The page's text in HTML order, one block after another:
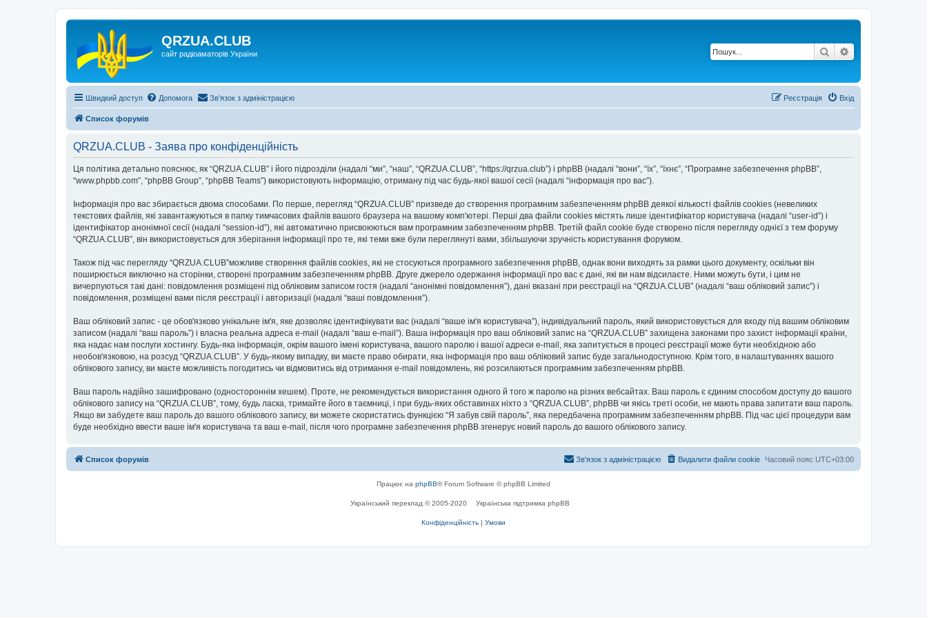
QRZUA.CLUB
сайт радіоаматорів України Пошук
Швидкий доступ Допомога Зв'язок з адміністрацією Вхід
Реєстрація
Список форумів
QRZUA.CLUB - Заява про конфіденційність
Ця політика детально пояснює, як “QRZUA.CLUB” і його підрозділи (надалі “ми”, “наш”, “QRZUA.CLUB”, “https://qrzua.club”) і phpBB (надалі “вони”, “їх”, “їхнє”, “Програмне забезпечення phpBB”,
“www.phpbb.com”, “phpBB Group”, “phpBB Teams”) використовують інформацію, отриману під час будь-якої вашої сесії (надалі “інформація про вас”).
Інформація про вас збирається двома способами. По перше, перегляд “QRZUA.CLUB” призведе до створення програмним забезпеченням phpBB деякої кількості файлів cookies (невеликих
текстових файлів, які завантажуються в папку тимчасових файлів вашого браузера на вашому комп'ютері. Перші два файли cookies містять лише ідентифікатор користувача (надалі “user-id”) і
ідентифікатор анонімної сесії (надалі “session-id”), які автоматично присвоюються вам програмним забезпеченням phpBB. Третій файл cookie буде створено після перегляду однієї з тем форуму
“QRZUA.CLUB”, він використовується для зберігання інформації про те, які теми вже були переглянуті вами, збільшуючи зручність користування форумом.
Також під час перегляду “QRZUA.CLUB”можливе створення файлів cookies, які не стосуються програмного забезпечення phpBB, однак вони виходять за рамки цього документу, оскільки він
поширюється виключно на сторінки, створені програмним забезпеченням phpBB. Друге джерело одержання інформації про вас є дані, які ви нам відсилаєте. Ними можуть бути, і цим не
вичерпуються такі дані: повідомлення розміщені під обліковим записом гостя (надалі “анонімні повідомлення”), дані вказані при реєстрації на “QRZUA.CLUB” (надалі “ваш обліковий запис”) і
повідомлення, розміщені вами після реєстрації і авторизації (надалі “ваші повідомлення”).
Ваш обліковий запис - це обов'язково унікальне ім'я, яке дозволяє ідентифікувати вас (надалі “ваше ім'я користувача”), індивідуальний пароль, який використовується для входу під вашим обліковим
записом (надалі “ваш пароль”) і власна реальна адреса e-mail (надалі “ваш e-mail”). Ваша інформація про ваш обліковий запис на “QRZUA.CLUB” захищена законами про захист інформації країни,
яка надає нам послуги хостингу. Будь-яка інформація, окрім вашого імені користувача, вашого паролю і вашої адреси e-mail, яка запитується в процесі реєстрації може бути необхідною або
необов'язковою, на розсуд “QRZUA.CLUB”. У будь-якому випадку, ви маєте право обирати, яка інформація про ваш обліковий запис буде загальнодоступною. Крім того, в налаштуваннях вашого
облікового запису, ви маєте можливість погодитись чи відмовитись від отримання e-mail повідомлень, які розсилаються програмним забезпеченням phpBB.
Ваш пароль надійно зашифровано (одностороннім хешем). Проте, не рекомендується використання одного й того ж паролю на різних вебсайтах. Ваш пароль є єдиним способом доступу до вашого
облікового запису на “QRZUA.CLUB”, тому, будь ласка, тримайте його в таємниці, і при будь-яких обставинах ніхто з “QRZUA.CLUB”, phpBB чи якісь треті особи, не мають права запитати ваш пароль.
Якщо ви забудете ваш пароль до вашого облікового запису, ви можете скористатись функцією “Я забув свій пароль”, яка передбачена програмним забезпеченням phpBB. Під час цієї процедури вам
буде необхідно ввести ваше ім'я користувача та ваш e-mail, після чого програмне забезпечення phpBB згенерує новий пароль до вашого облікового запису.
Список форумів Часовий пояс UTC+03:00
Видалити файли cookie
Зв'язок з адміністрацією
Працює на phpBB® Forum Software © phpBB Limited
Український переклад © 2005-2020 Українська підтримка phpBB
Конфіденційність | Умови